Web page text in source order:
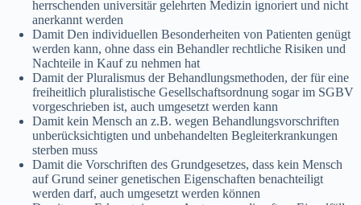
herrschenden universitär gelehrten Medizin ignoriert und nicht
anerkannt werden
Damit Den individuellen Besonderheiten von Patienten genügt
werden kann, ohne dass ein Behandler rechtliche Risiken und
Nachteile in Kauf zu nehmen hat
Damit der Pluralismus der Behandlungsmethoden, der für eine
freiheitlich pluralistische Gesellschaftsordnung sogar im SGBV
vorgeschrieben ist, auch umgesetzt werden kann
Damit kein Mensch an z.B. wegen Behandlungsvorschriften
unberücksichtigten und unbehandelten Begleiterkrankungen
sterben muss
Damit die Vorschriften des Grundgesetzes, dass kein Mensch
auf Grund seiner genetischen Eigenschaften benachteiligt
werden darf, auch umgesetzt werden können